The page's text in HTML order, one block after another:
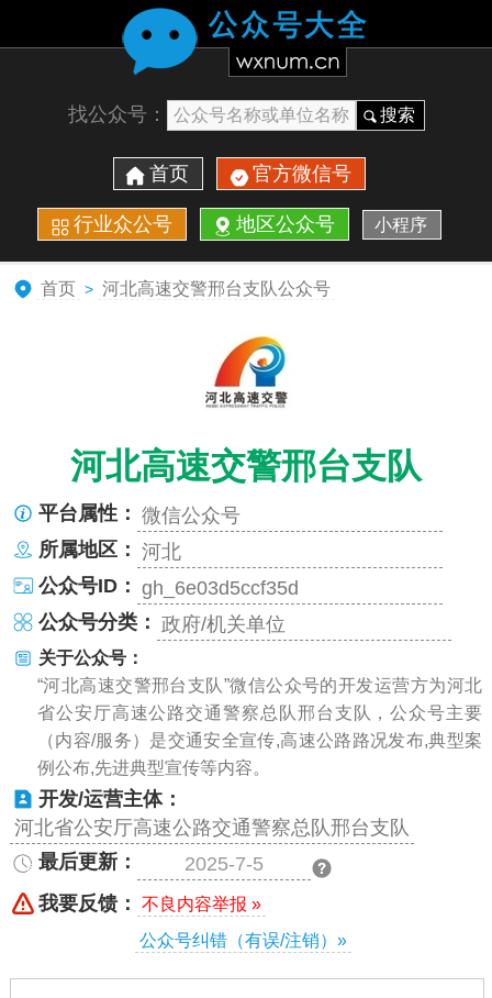
找公众号： 搜索
首页 官方微信号
行业众公号 地区公众号 小程序
首页 > 河北高速交警邢台支队公众号
河北高速交警邢台支队
平台属性： 微信公众号
所属地区： 河北
公众号ID： gh_6e03d5ccf35d
公众号分类： 政府/机关单位
关于公众号：
“河北高速交警邢台支队”微信公众号的开发运营方为河北
省公安厅高速公路交通警察总队邢台支队，公众号主要
（内容/服务）是交通安全宣传,高速公路路况发布,典型案
例公布,先进典型宣传等内容。
开发/运营主体：
河北省公安厅高速公路交通警察总队邢台支队
最后更新：
2025-7-5
我要反馈：
不良内容举报 »
公众号纠错（有误/注销）»